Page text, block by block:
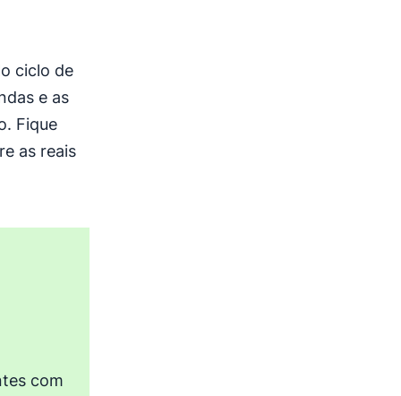
ciclo de
e as
Fique
as reais
com